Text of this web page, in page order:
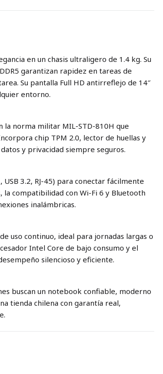
en un chasis ultraligero de 1.4 kg. Su
garantizan rapidez en tareas de
Su pantalla Full HD antirreflejo de 14″
entorno.
la norma militar MIL-STD-810H que
chip TPM 2.0, lector de huellas y
y privacidad siempre seguros.
3.2, RJ-45) para conectar fácilmente
compatibilidad con Wi-Fi 6 y Bluetooth
inalámbricas.
uso continuo, ideal para jornadas largas o
Intel Core de bajo consumo y el
silencioso y eficiente.
buscan un notebook confiable, moderno
tienda chilena con garantía real,